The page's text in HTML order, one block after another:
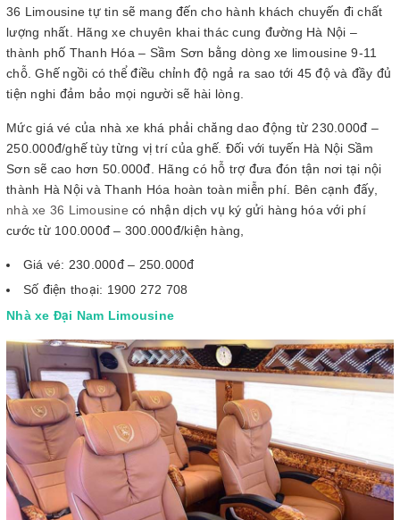
36 Limousine tự tin sẽ mang đến cho hành khách chuyến đi chất
lượng nhất. Hãng xe chuyên khai thác cung đường Hà Nội –
thành phố Thanh Hóa – Sầm Sơn bằng dòng xe limousine 9-11
chỗ. Ghế ngồi có thể điều chỉnh độ ngả ra sao tới 45 độ và đầy đủ
tiện nghi đảm bảo mọi người sẽ hài lòng.
Mức giá vé của nhà xe khá phải chăng dao động từ 230.000đ –
250.000đ/ghế tùy từng vị trí của ghế. Đối với tuyến Hà Nội Sầm
Sơn sẽ cao hơn 50.000đ. Hãng có hỗ trợ đưa đón tận nơi tại nội
thành Hà Nội và Thanh Hóa hoàn toàn miễn phí. Bên cạnh đấy,
nhà xe 36 Limousine có nhận dịch vụ ký gửi hàng hóa với phí
cước từ 100.000đ – 300.000đ/kiện hàng,
Giá vé: 230.000đ – 250.000đ
Số điện thoại: 1900 272 708
Nhà xe Đại Nam Limousine